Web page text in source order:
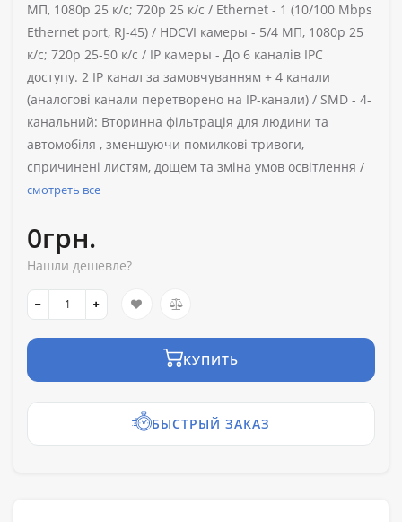
МП, 1080p 25 к/с; 720p 25 к/с / Ethernet - 1 (10/100 Mbps
Ethernet port, RJ-45) / HDCVI камеры - 5/4 МП, 1080p 25
к/с; 720p 25-50 к/с / IP камеры - До 6 каналів IPC
доступу. 2 IP канал за замовчуванням + 4 канали
(аналогові канали перетворено на IP-канали) / SMD - 4-
канальний: Вторинна фільтрація для людини та
автомобіля , зменшуючи помилкові тривоги,
спричинені листям, дощем та зміна умов освітлення /
смотреть все
0грн.
Нашли дешевле?
КУПИТЬ
БЫСТРЫЙ ЗАКАЗ